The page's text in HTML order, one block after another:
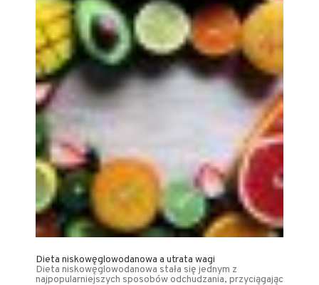
Dieta niskowęglowodanowa a utrata wagi
Dieta niskowęglowodanowa stała się jednym z
najpopularniejszych sposobów odchudzania, przyciągając